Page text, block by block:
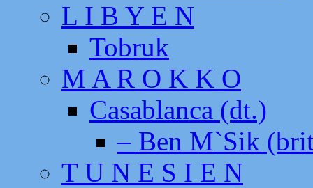
L I B Y E N
Tobruk
M A R O K K O
Casablanca (dt.)
– Ben M`Sik
T U N E S I E N